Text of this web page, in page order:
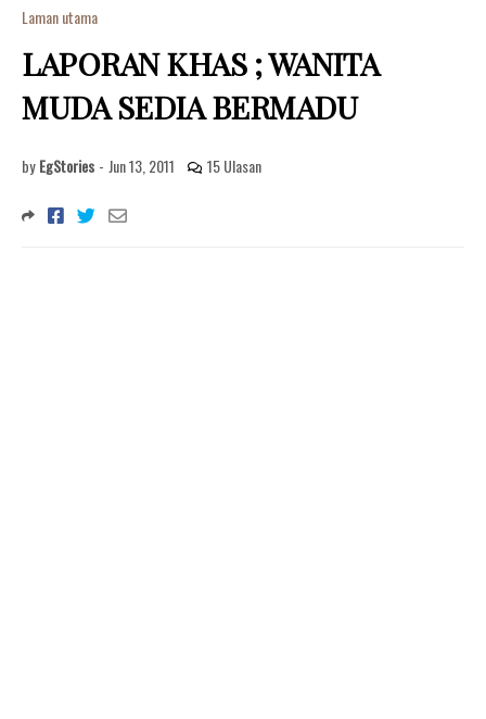
Laman utama
LAPORAN KHAS ; WANITA
MUDA SEDIA BERMADU
by EgStories - Jun 13, 2011 15 Ulasan